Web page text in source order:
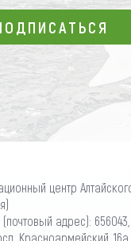
ПОДПИСАТЬСЯ
центр
адрес): 656043,
Красноармейский, 16а